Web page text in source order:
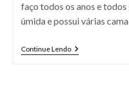
faço todos os anos e
úmida e possui várias
Continue LendoFarofa
Para